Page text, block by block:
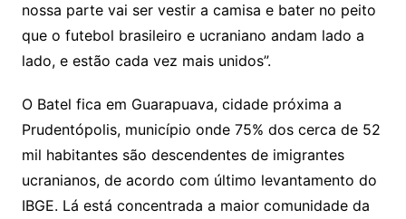
nossa parte vai ser vestir a camisa e bater no peito
que o futebol brasileiro e ucraniano andam lado a
lado, e estão cada vez mais unidos”.
O Batel fica em Guarapuava, cidade próxima a
Prudentópolis, município onde 75% dos cerca de 52
mil habitantes são descendentes de imigrantes
ucranianos, de acordo com último levantamento do
IBGE. Lá está concentrada a maior comunidade da